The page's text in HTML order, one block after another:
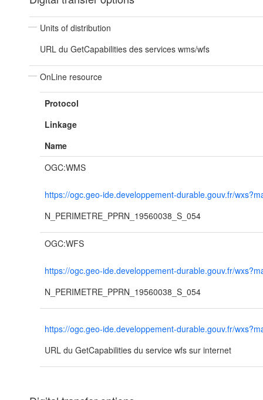
Units of distribution
URL du GetCapabilities des services wms/wfs
OnLine resource
Protocol
Linkage
Name
OGC:WMS
https://ogc.geo-ide.developpement-durable.gouv.fr/
N_PERIMETRE_PPRN_19560038_S_054
OGC:WFS
https://ogc.geo-ide.developpement-durable.gouv.fr/
N_PERIMETRE_PPRN_19560038_S_054
https://ogc.geo-ide.developpement-durable.gouv.fr/
URL du GetCapabilities du service wfs sur internet